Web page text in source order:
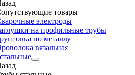
товары
электроды
на профильные трубы
по металлу
вязальная